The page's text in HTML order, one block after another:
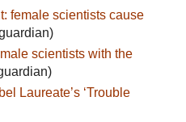
female scientists cause
scientists with the
Laureate’s ‘Trouble